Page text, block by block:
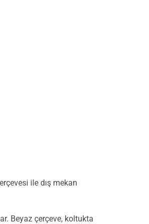
ile dış mekan
Beyaz çerçeve, koltukta